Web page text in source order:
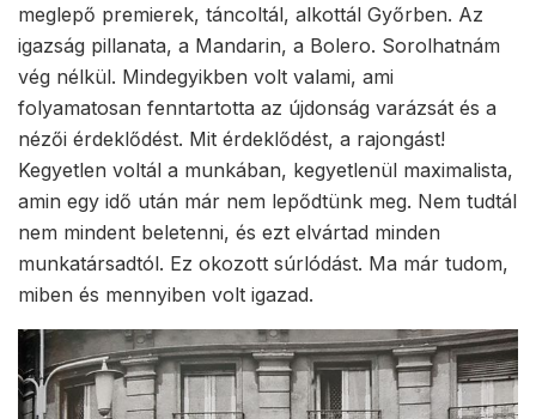
meglepő premierek, táncoltál, alkottál Győrben. Az
igazság pillanata, a Mandarin, a Bolero. Sorolhatnám
vég nélkül. Mindegyikben volt valami, ami
folyamatosan fenntartotta az újdonság varázsát és a
nézői érdeklődést. Mit érdeklődést, a rajongást!
Kegyetlen voltál a munkában, kegyetlenül maximalista,
amin egy idő után már nem lepődtünk meg. Nem tudtál
nem mindent beletenni, és ezt elvártad minden
munkatársadtól. Ez okozott súrlódást. Ma már tudom,
miben és mennyiben volt igazad.